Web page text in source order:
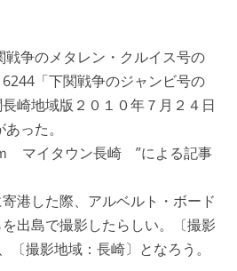
戦争のメタレン・クルイス号の
「下関戦争のジャンビ号の
崎地域版２０１０年７月２４日
った。
マイタウン長崎 ”による記事
港した際、アルベルト・ボード
出島で撮影したらしい。〔撮影
〔撮影地域：長崎〕となろう。